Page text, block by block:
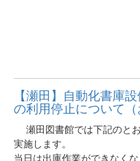
【瀬田】自動化書庫
の利用停止について（
瀬田図書館では下記のと
実施します。
当日は出庫作業ができなく